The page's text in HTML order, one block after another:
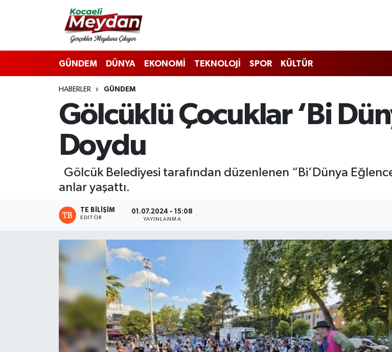
GÜNDEM DÜNYA EKONOMİ TEKNOLOJİ SPOR KÜLTÜR
HABERLER GÜNDEM
Gölcüklü Çocuklar ‘Bi
Doydu
Gölcük Belediyesi tarafından düzenlenen “Bi’Dünya
anlar yaşattı.
TE BILIŞIM
EDITÖR
01.07.2024 - 15:08
YAYINLANMA
Nöbetçi Eczaneler
Hava Durumu
Trafik Durumu
Süper Lig Puan Durumu ve Fikstür
Tüm Manşetler
Son Dakika Haberleri